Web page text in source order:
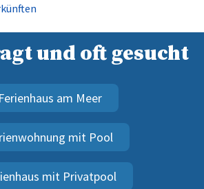
und oft gesucht
Ferienhaus am Meer
mit Pool
mit Privatpool